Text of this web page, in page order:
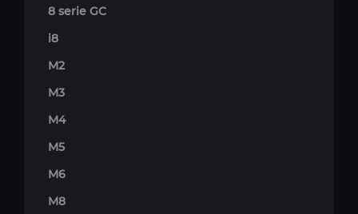
8 serie GC
i8
M2
M3
M4
M5
M6
M8